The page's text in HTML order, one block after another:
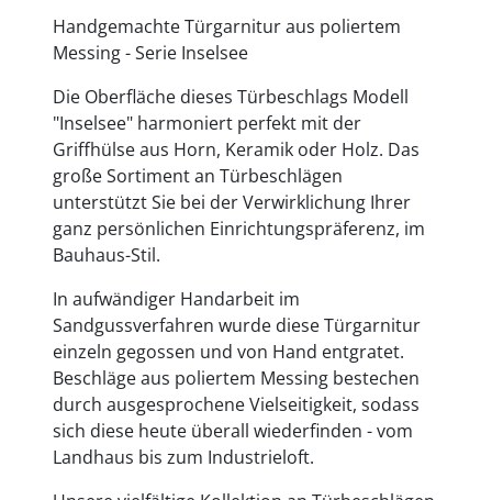
Handgemachte Türgarnitur aus poliertem
Messing - Serie Inselsee
Die Oberfläche dieses Türbeschlags Modell
"Inselsee" harmoniert perfekt mit der
Griffhülse aus Horn, Keramik oder Holz. Das
große Sortiment an Türbeschlägen
unterstützt Sie bei der Verwirklichung Ihrer
ganz persönlichen Einrichtungspräferenz, im
Bauhaus-Stil.
In aufwändiger Handarbeit im
Sandgussverfahren wurde diese Türgarnitur
einzeln gegossen und von Hand entgratet.
Beschläge aus poliertem Messing bestechen
durch ausgesprochene Vielseitigkeit, sodass
sich diese heute überall wiederfinden - vom
Landhaus bis zum Industrieloft.